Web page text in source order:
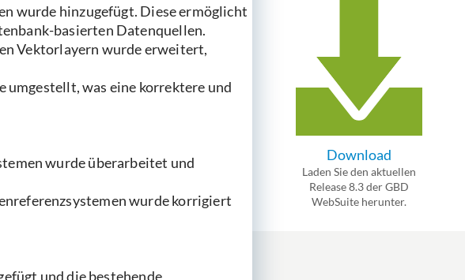
wurde hinzugefügt. Diese ermöglicht
basierten Datenquellen.
Vektorlayern wurde erweitert,
was eine korrektere und
wurde überarbeitet und
wurde korrigiert
und die bestehende
Download
Laden Sie den aktuellen
Release 8.3 der GBD
WebSuite herunter.